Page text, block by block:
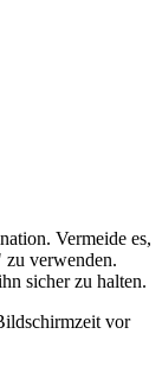
Vermeide es,
verwenden.
sicher zu halten.
vor